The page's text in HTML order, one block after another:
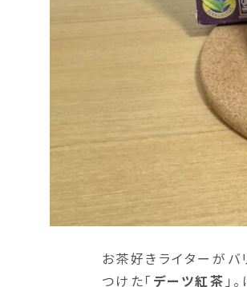
お茶好きライターがバ
つけた「 デーツ紅茶 」